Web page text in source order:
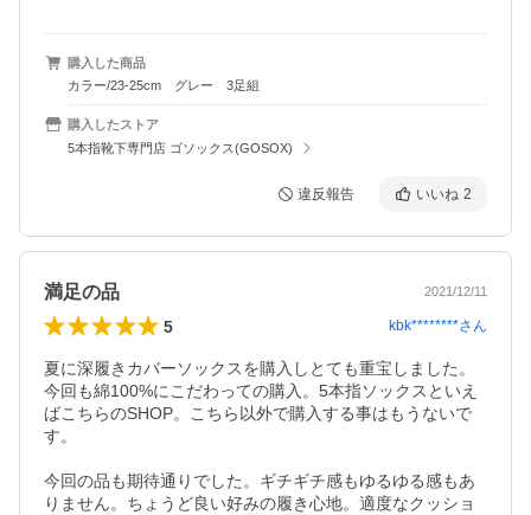
購入した商品
カラー/23-25cm グレー 3足組
購入したストア
5本指靴下専門店 ゴソックス(GOSOX)
違反報告 いいね 2
満足の品 2021/12/11
5 kbk********さん
夏に深履きカバーソックスを購入しとても重宝しました。
今回も綿100%にこだわっての購入。5本指ソックスといえ
ばこちらのSHOP。こちら以外で購入する事はもうないで
す。
今回の品も期待通りでした。ギチギチ感もゆるゆる感もあ
りません。ちょうど良い好みの履き心地。適度なクッショ